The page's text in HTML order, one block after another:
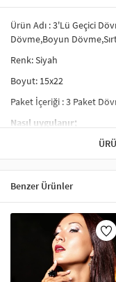
Ürün Adı : 3'Lü Geçici
Dövme,Boyun
Renk: Siyah
Boyut: 15x22
Paket İçeriği : 3 Paket
Nasıl uygulanır;
- Tercih ettiğiniz
çıkarınız.
- Dövme yapacağınız
- Su ile dövmeyi iyice
- 20-30 saniye
- Dövme yapılan alanı
Çıkartılması;
- Alkol, yağlı krem ile
Benzer Ürünler